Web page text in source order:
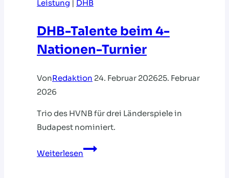
Leistung | DHB
DHB-Talente beim 4-
Nationen-Turnier
VonRedaktion 24. Februar 202625. Februar
2026
Trio des HVNB für drei Länderspiele in
Budapest nominiert.
Weiterlesen
DHB-